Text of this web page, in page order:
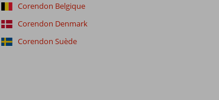
Corendon Belgique
Corendon Denmark
Corendon Suède